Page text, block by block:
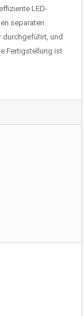
LED-
separaten
durchgeführt, und
Fertigstellung ist